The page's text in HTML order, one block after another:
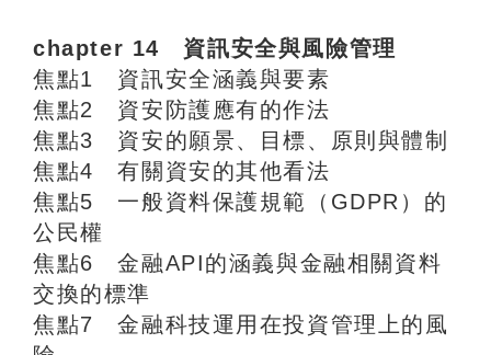
chapter 14 資訊安全與風險管理
焦點1 資訊安全涵義與要素
焦點2 資安防護應有的作法
焦點3 資安的願景、目標、原則與體制
焦點4 有關資安的其他看法
焦點5 一般資料保護規範（GDPR）的
公民權
焦點6 金融API的涵義與金融相關資料
交換的標準
焦點7 金融科技運用在投資管理上的風